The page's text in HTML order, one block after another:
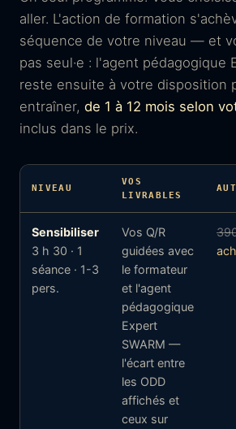
aller. L'action de formation
séquence de votre niveau — et
pas seul·e : l'agent pédagogique
reste ensuite à votre disposition
entraîner, de 1 à 12 mois selon
inclus dans le prix.
NIVEAU
VOS
LIVRABLES
Sensibiliser
3 h 30 · 1
séance · 1-3
pers.
Vos Q/R
guidées avec
le formateur
et l'agent
pédagogique
Expert
SWARM —
l'écart entre
les ODD
affichés et
ceux sur